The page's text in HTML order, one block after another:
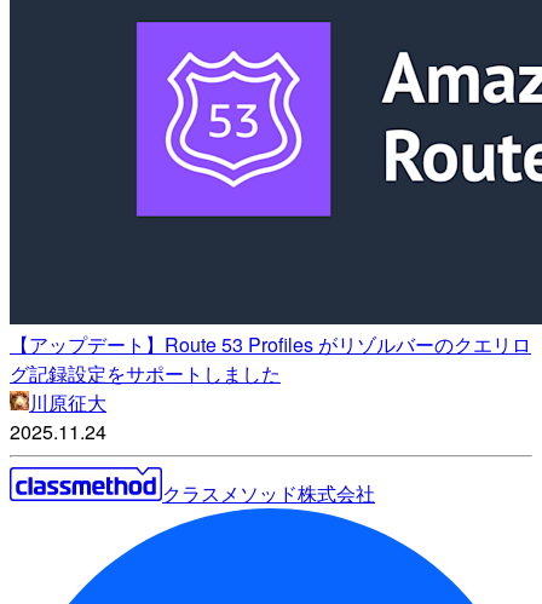
【アップデート】Route 53 Profiles がリゾルバーのクエリロ
グ記録設定をサポートしました
川原征大
2025.11.24
クラスメソッド株式会社